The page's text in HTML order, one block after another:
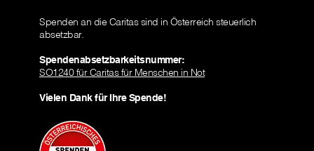
Spenden an die Caritas sind in Österreich steuerlich
absetzbar.
Spendenabsetzbarkeitsnummer:
SO1240 für Caritas für Menschen in Not
Vielen Dank für Ihre Spende!